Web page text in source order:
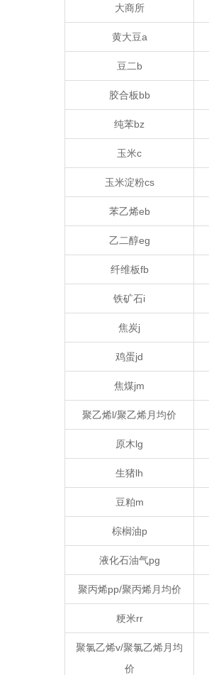
大商所
黄大豆a
豆二b
胶合板bb
纯苯bz
玉米c
玉米淀粉cs
苯乙烯eb
乙二醇eg
纤维板fb
铁矿石i
焦炭j
鸡蛋jd
焦煤jm
聚乙烯l/聚乙烯月均价
原木lg
生猪lh
豆粕m
棕榈油p
液化石油气pg
聚丙烯pp/聚丙烯月均价
粳米rr
聚氯乙烯v/聚氯乙烯月均
价